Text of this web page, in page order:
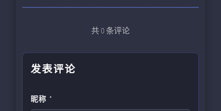
共 0 条评论
发表评论
昵称 *